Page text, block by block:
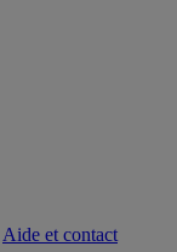
Aide et contact